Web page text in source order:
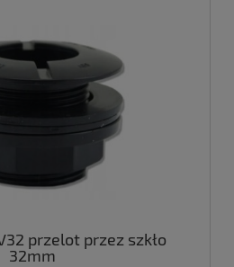
przelot przez szkło
32mm